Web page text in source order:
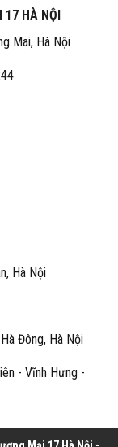
HÀ NỘI
Mai, Hà Nội
Hà Nội
Đông, Hà Nội
- Vĩnh Hưng -